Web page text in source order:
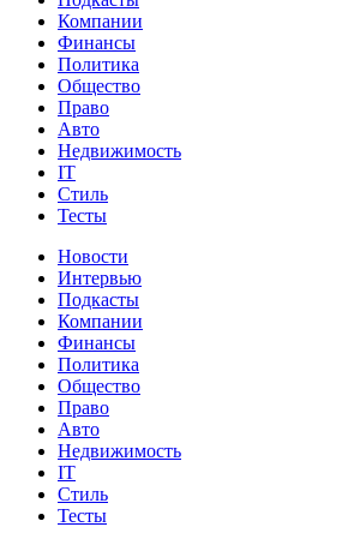
Компании
Финансы
Политика
Общество
Право
Авто
Недвижимость
IT
Стиль
Тесты
Новости
Интервью
Подкасты
Компании
Финансы
Политика
Общество
Право
Авто
Недвижимость
IT
Стиль
Тесты